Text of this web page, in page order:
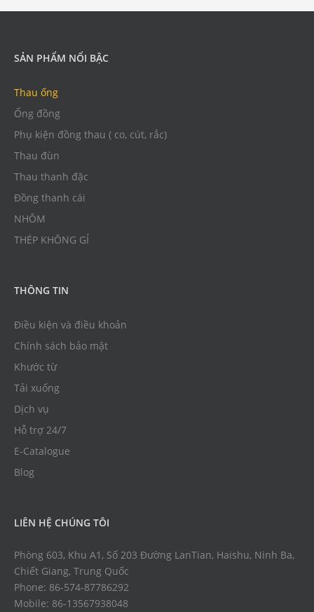
SẢN PHẨM NỔI BẬC
Thau ống
Ống đồng
Phụ kiện đồng thau ( co, cút, rắc)
Thau đùn
Thau thanh đặc
Đồng thanh cái
NHÔM
THÉP KHÔNG GỈ
THÔNG TIN
Điều kiện và điều khoản
Chính sách bảo mật
Khước từ
Tải xuống
Dịch vụ
Hỗ trợ 24/7
E-Catalogue
Blog
LIÊN HỆ CHÚNG TÔI
Phòng 603, Khu A1, Số 203 Đường LanTian, Haishu, Ninh Ba,
Chiết Giang, Trung Quốc
Phone: 86-574-87786292
Mobile: 86-13567938048